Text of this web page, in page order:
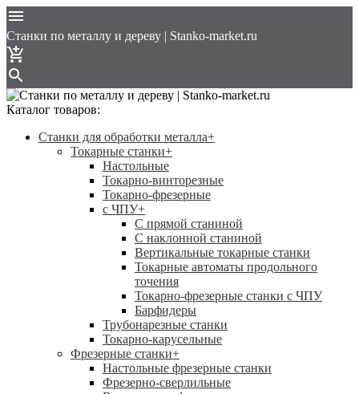
Cтанки по металлу и дереву | Stanko-market.ru
Каталог товаров:
Станки для обработки металла+
Токарные станки+
Настольные
Токарно-винторезные
Токарно-фрезерные
с ЧПУ+
С прямой станиной
C наклонной станиной
Вертикальные токарные станки
Токарные автоматы продольного
точения
Токарно-фрезерные станки с ЧПУ
Барфидеры
Трубонарезные станки
Токарно-карусельные
Фрезерные станки+
Настольные фрезерные станки
Фрезерно-сверлильные